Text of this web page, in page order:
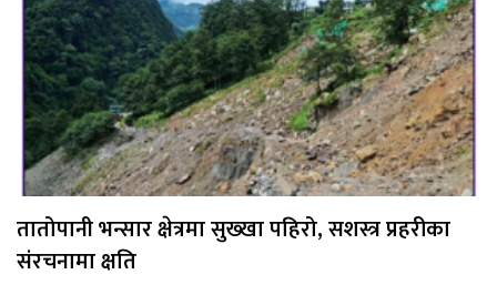
तातोपानी भन्सार क्षेत्रमा सुख्खा पहिरो, सशस्त्र प्रहरीका
संरचनामा क्षति